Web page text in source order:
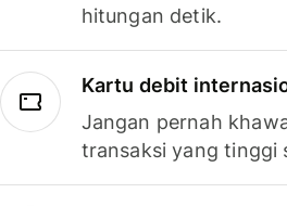
hitungan detik.
Kartu debit
Jangan pernah
transaksi yang tinggi